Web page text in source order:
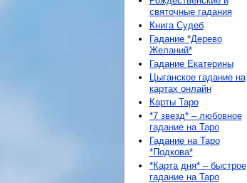
святочные гадания
Книга Судеб
Гадание *Дерево
Желаний*
Гадание Екатерины
Цыганское гадание на
картах онлайн
Карты Таро
*7 звезд* – любовное
гадание на Таро
Гадание на Таро
*Подкова*
*Карта дня* – быстрое
гадание на Таро